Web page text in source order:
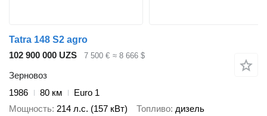
Tatra 148 S2 agro
102 900 000 UZS
7 500 € ≈ 8 666 $
Зерновоз
1986
80 км
Euro 1
Мощность 214 л.с. (157 кВт) Топливо дизель